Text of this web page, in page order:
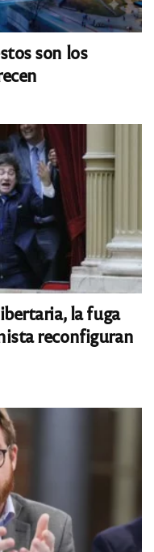
son los
la fuga
reconfiguran